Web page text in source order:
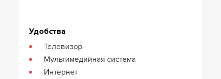
Удобства
Телевизор
Мультимедийная система
Интернет